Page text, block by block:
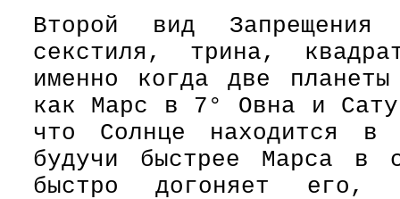
Второй вид Запрещения
секстиля, трина,
именно когда две
как Марс в 7° Овна и
что Солнце находится
будучи быстрее Марса в
быстро догоняет его,